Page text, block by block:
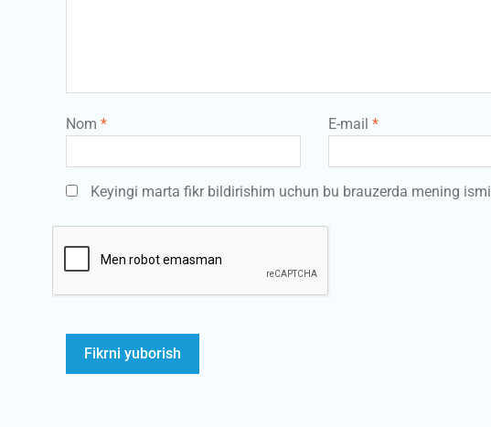
Nom * E-mail *
Keyingi marta fikr bildirishim uchun bu brauzerda mening